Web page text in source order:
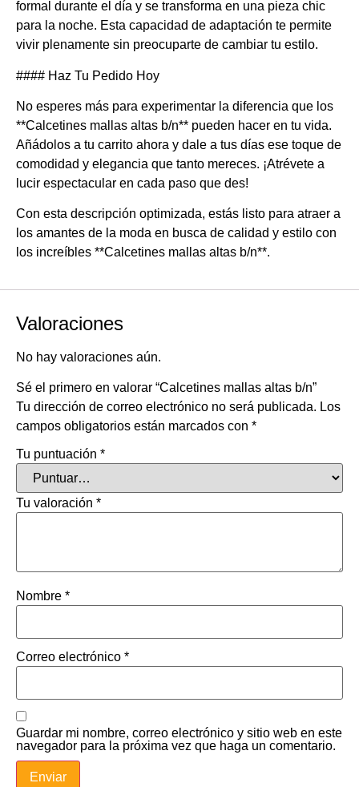
formal durante el día y se transforma en una pieza chic
para la noche. Esta capacidad de adaptación te permite
vivir plenamente sin preocuparte de cambiar tu estilo.
#### Haz Tu Pedido Hoy
No esperes más para experimentar la diferencia que los
**Calcetines mallas altas b/n** pueden hacer en tu vida.
Añádolos a tu carrito ahora y dale a tus días ese toque de
comodidad y elegancia que tanto mereces. ¡Atrévete a
lucir espectacular en cada paso que des!
Con esta descripción optimizada, estás listo para atraer a
los amantes de la moda en busca de calidad y estilo con
los increíbles **Calcetines mallas altas b/n**.
Valoraciones
No hay valoraciones aún.
Sé el primero en valorar “Calcetines mallas altas b/n”
Tu dirección de correo electrónico no será publicada. Los
campos obligatorios están marcados con *
Tu puntuación *
Tu valoración *
Nombre *
Correo electrónico *
Guardar mi nombre, correo electrónico y sitio web en este
navegador para la próxima vez que haga un comentario.